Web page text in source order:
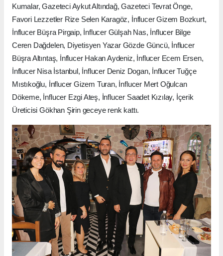
Kumalar, Gazeteci Aykut Altındağ, Gazeteci Tevrat Önge,
Favori Lezzetler Rize Selen Karagöz, İnflucer Gizem Bozkurt,
İnflucer Büşra Pirgaip, İnflucer Gülşah Nas, İnflucer Bilge
Ceren Dağdelen, Diyetisyen Yazar Gözde Güncü, İnflucer
Büşra Altıntaş, İnflucer Hakan Aydeniz, İnflucer Ecem Ersen,
İnflucer Nisa İstanbul, İnflucer Deniz Dogan, İnflucer Tuğçe
Mıstıkoğlu, İnflucer Gizem Turan, İnflucer Mert Oğulcan
Dökeme, İnflucer Ezgi Ateş, İnflucer Saadet Kızılay, İçerik
Üreticisi Gökhan Şirin geceye renk kattı.